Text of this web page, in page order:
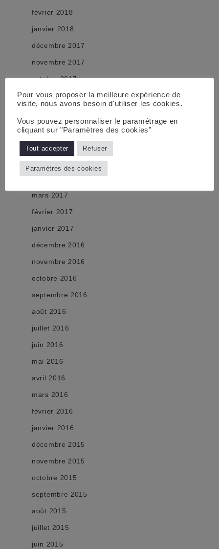
février 2018
janvier 2018
décembre 2017
novembre 2017
octobre 2017
septembre 2017
juillet 2017
juin 2017
mai 2017
avril 2017
mars 2017
février 2017
janvier 2017
décembre 2016
novembre 2016
octobre 2016
septembre 2016
août 2016
juillet 2016
juin 2016
mai 2016
avril 2016
mars 2016
février 2016
janvier 2016
décembre 2015
novembre 2015
octobre 2015
septembre 2015
août 2015
juillet 2015
juin 2015
Pour vous proposer la meilleure expérience de
visite, nous avons besoin d'utiliser les cookies.
Vous pouvez personnaliser le paramétrage en
cliquant sur "Paramètres des cookies"
Tout accepter Refuser
Paramètres des cookies